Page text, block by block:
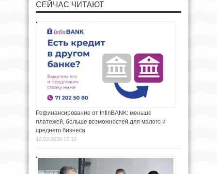
СЕЙЧАС ЧИТАЮТ
Рефинансирование от InfinBANK: меньше
платежей, больше возможностей для малого и
среднего бизнеса
12.02.2026 17:10